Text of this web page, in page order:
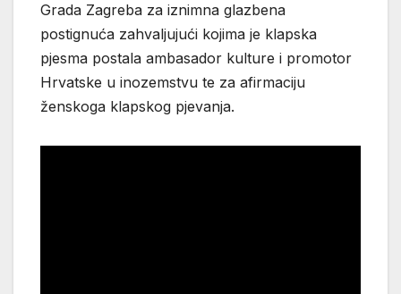
Grada Zagreba za iznimna glazbena
postignuća zahvaljujući kojima je klapska
pjesma postala ambasador kulture i promotor
Hrvatske u inozemstvu te za afirmaciju
ženskoga klapskog pjevanja.